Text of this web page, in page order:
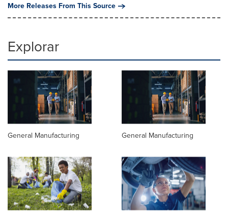
More Releases From This Source
Explorar
General Manufacturing General Manufacturing